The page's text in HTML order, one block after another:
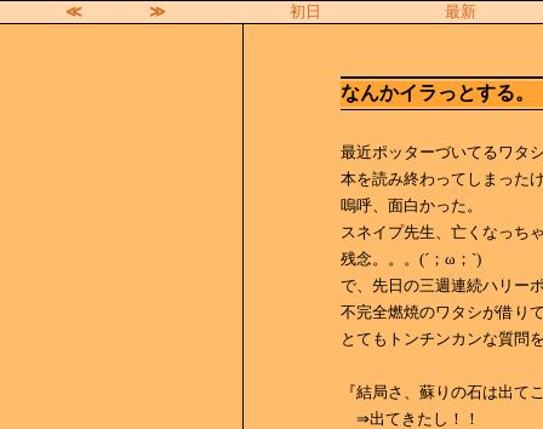
≪ ≫ 初日 最新
なんかイラっとする。
最近ポッターづいてるワタ
本を読み終わってしまった
嗚呼、面白かった。
スネイプ先生、亡くなっち
残念。。。(´；ω；`)
で、先日の三週連続ハリー
不完全燃焼のワタシが借り
とてもトンチンカンな質問
『結局さ、蘇りの石は出て
⇒出てきたし！！